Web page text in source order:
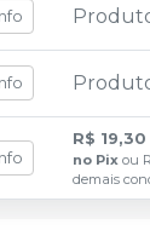
R$ 19,30
no Pix ou
demais